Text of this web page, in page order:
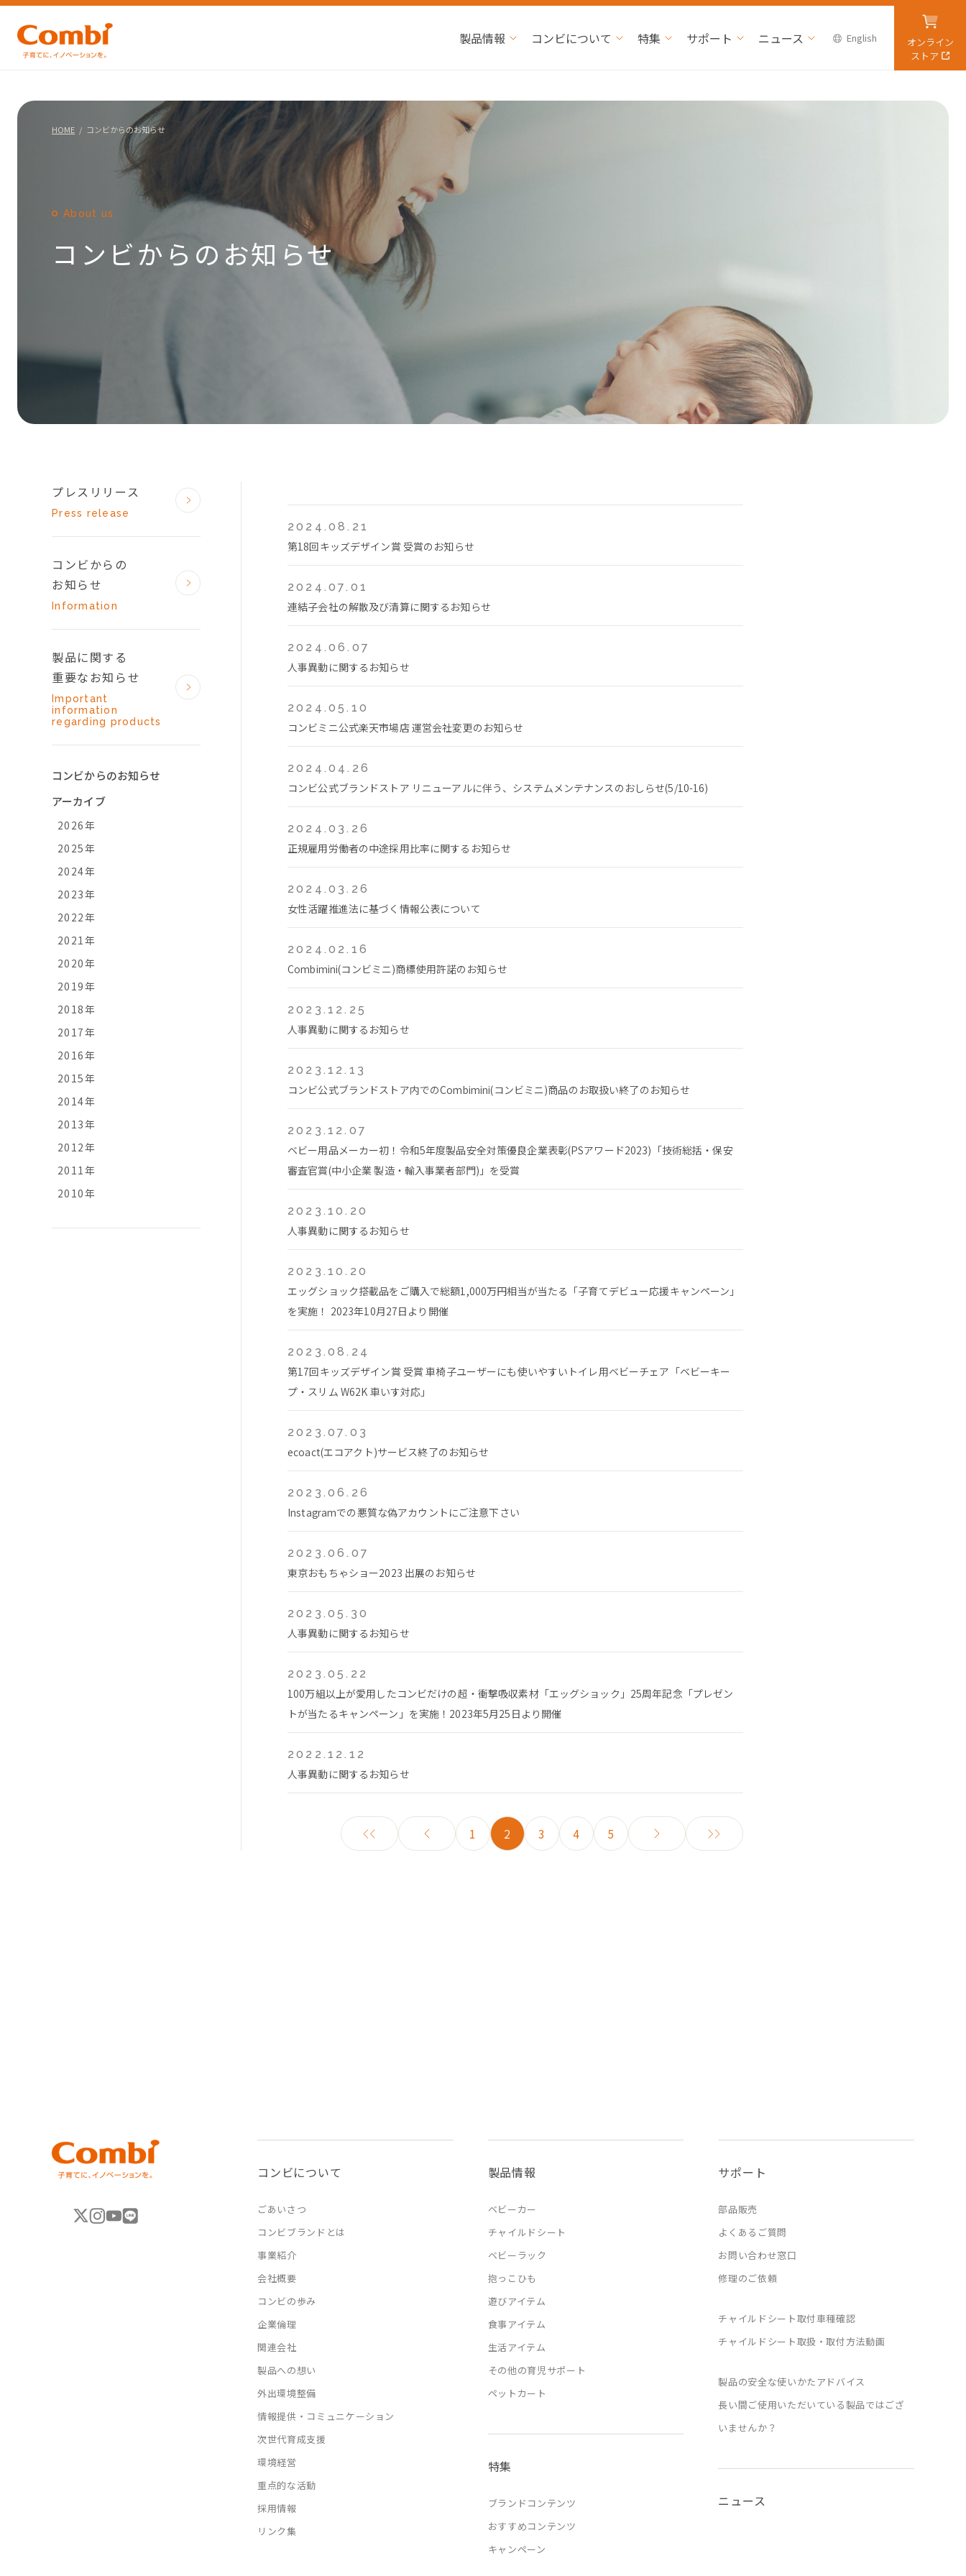
製品情報 コンビについて 特集 サポート ニュース English
オンライン
ストア
HOME コンビからのお知らせ
About us
コンビからのお知らせ
2024.08.21
第18回キッズデザイン賞 受賞のお知らせ
2024.07.01
連結子会社の解散及び清算に関するお知らせ
2024.06.07
人事異動に関するお知らせ
2024.05.10
コンビミニ公式楽天市場店 運営会社変更のお知らせ
2024.04.26
コンビ公式ブランドストア リニューアルに伴う、システムメンテナンスのおしらせ(5/10-16)
2024.03.26
正規雇用労働者の中途採用比率に関するお知らせ
2024.03.26
女性活躍推進法に基づく情報公表について
2024.02.16
Combimini(コンビミニ)商標使用許諾のお知らせ
2023.12.25
人事異動に関するお知らせ
2023.12.13
コンビ公式ブランドストア内でのCombimini(コンビミニ)商品のお取扱い終了のお知らせ
2023.12.07
ベビー用品メーカー初！令和5年度製品安全対策優良企業表彰(PSアワード2023)「技術総括・保安
審査官賞(中小企業 製造・輸入事業者部門)」を受賞
2023.10.20
人事異動に関するお知らせ
2023.10.20
エッグショック搭載品をご購入で総額1,000万円相当が当たる「子育てデビュー応援キャンペーン」
を実施！ 2023年10月27日より開催
2023.08.24
第17回キッズデザイン賞 受賞 車椅子ユーザーにも使いやすいトイレ用ベビーチェア「ベビーキー
プ・スリム W62K 車いす対応」
2023.07.03
ecoact(エコアクト)サービス終了のお知らせ
2023.06.26
Instagramでの悪質な偽アカウントにご注意下さい
2023.06.07
東京おもちゃショー2023 出展のお知らせ
2023.05.30
人事異動に関するお知らせ
2023.05.22
100万組以上が愛用したコンビだけの超・衝撃吸収素材「エッグショック」25周年記念「プレゼン
トが当たるキャンペーン」を実施！2023年5月25日より開催
2022.12.12
人事異動に関するお知らせ
1 2 3 4 5
プレスリリース
Press release
コンビからの
お知らせ
Information
製品に関する
重要なお知らせ
Important
information
regarding products
コンビからのお知らせ
アーカイブ
2026年
2025年
2024年
2023年
2022年
2021年
2020年
2019年
2018年
2017年
2016年
2015年
2014年
2013年
2012年
2011年
2010年
コンビについて
ごあいさつ
コンビブランドとは
事業紹介
会社概要
コンビの歩み
企業倫理
関連会社
製品への想い
外出環境整備
情報提供・コミュニケーション
次世代育成支援
環境経営
重点的な活動
採用情報
リンク集
製品情報
ベビーカー
チャイルドシート
ベビーラック
抱っこひも
遊びアイテム
食事アイテム
生活アイテム
その他の育児サポート
ペットカート
特集
ブランドコンテンツ
おすすめコンテンツ
キャンペーン
サポート
部品販売
よくあるご質問
お問い合わせ窓口
修理のご依頼
チャイルドシート取付車種確認
チャイルドシート取扱・取付方法動画
製品の安全な使いかたアドバイス
長い間ご使用いただいている製品ではござ
いませんか？
ニュース